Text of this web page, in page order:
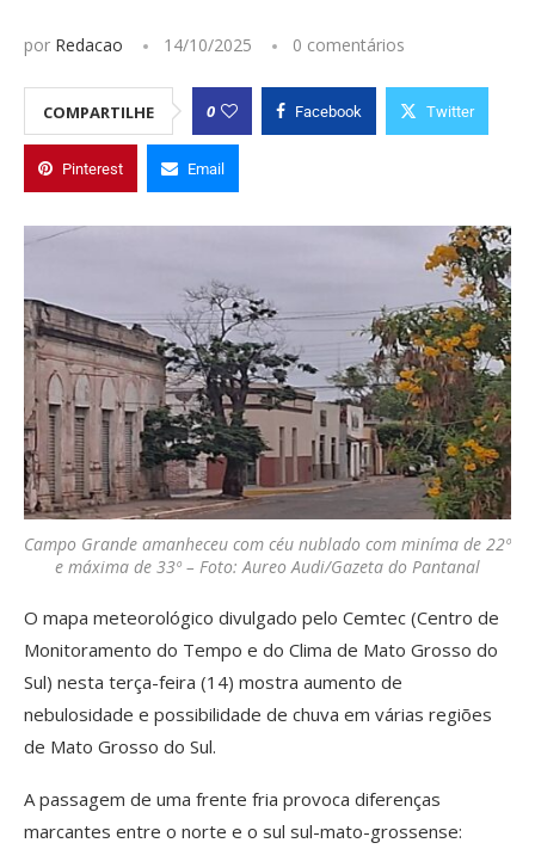
por Redacao 14/10/2025 0 comentários
COMPARTILHE 0 Facebook Twitter
Pinterest Email
Campo Grande amanheceu com céu nublado com miníma de 22º
e máxima de 33º – Foto: Aureo Audi/Gazeta do Pantanal
O mapa meteorológico divulgado pelo Cemtec (Centro de
Monitoramento do Tempo e do Clima de Mato Grosso do
Sul) nesta terça-feira (14) mostra aumento de
nebulosidade e possibilidade de chuva em várias regiões
de Mato Grosso do Sul.
A passagem de uma frente fria provoca diferenças
marcantes entre o norte e o sul sul-mato-grossense: